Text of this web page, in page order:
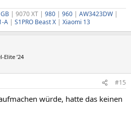
| 9070 XT | 980 | 960 | AW3423DW |
A | S1PRO Beast X | Xiaomi 13
Elite ’24
#15
würde, hatte das keinen